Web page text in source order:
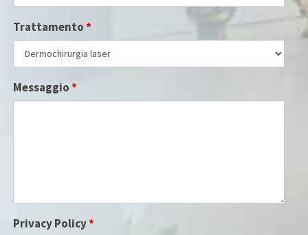
Trattamento*
Messaggio*
Privacy Policy*